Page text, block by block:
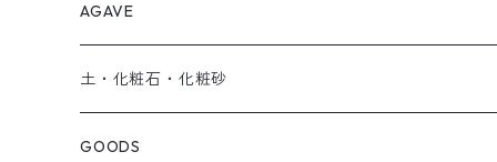
AGAVE
SEEDRIC Signature
SEEDRIC Heritage
土・化粧石・化粧砂
アガベ用の土
GOODS